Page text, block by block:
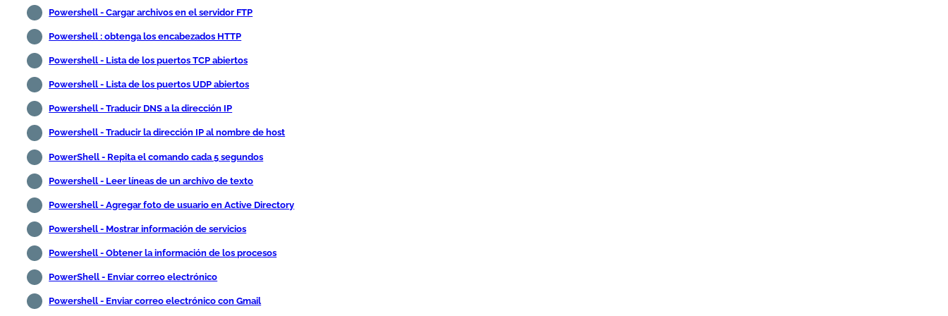
Powershell - Cargar archivos en el servidor FTP
Powershell : obtenga los encabezados HTTP
Powershell - Lista de los puertos TCP abiertos
Powershell - Lista de los puertos UDP abiertos
Powershell - Traducir DNS a la dirección IP
Powershell - Traducir la dirección IP al nombre de host
PowerShell - Repita el comando cada 5 segundos
Powershell - Leer líneas de un archivo de texto
Powershell - Agregar foto de usuario en Active Directory
Powershell - Mostrar información de servicios
Powershell - Obtener la información de los procesos
PowerShell - Enviar correo electrónico
Powershell - Enviar correo electrónico con Gmail